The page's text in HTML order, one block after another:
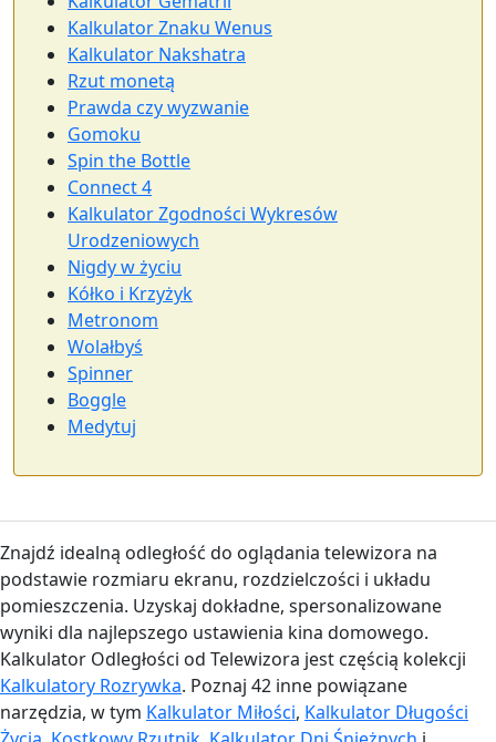
Kalkulator Znaku Wenus
Kalkulator Nakshatra
Rzut monetą
Prawda czy wyzwanie
Gomoku
Spin the Bottle
Connect 4
Kalkulator Zgodności Wykresów
Urodzeniowych
Nigdy w życiu
Kółko i Krzyżyk
Metronom
Wolałbyś
Spinner
Boggle
Medytuj
Znajdź idealną odległość do oglądania telewizora na
podstawie rozmiaru ekranu, rozdzielczości i układu
pomieszczenia. Uzyskaj dokładne, spersonalizowane
wyniki dla najlepszego ustawienia kina domowego.
Kalkulator Odległości od Telewizora jest częścią kolekcji
Kalkulatory Rozrywka. Poznaj 42 inne powiązane
narzędzia, w tym Kalkulator Miłości, Kalkulator Długości